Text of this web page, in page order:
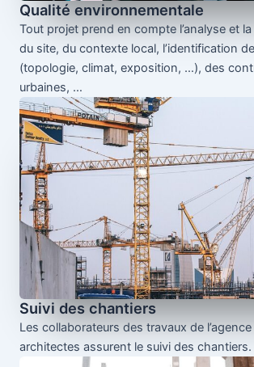
Qualité environnementale
Tout projet prend en compte l’analyse et
du site, du contexte local, l’identification
(topologie, climat, exposition, …), des
urbaines, …
Suivi des chantiers
Les collaborateurs des travaux de
architectes assurent le suivi des chantiers.